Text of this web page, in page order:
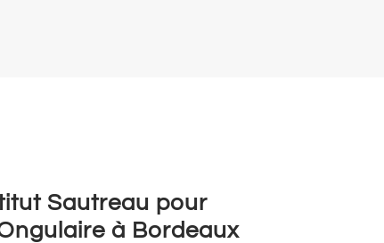
Sautreau pour
à Bordeaux